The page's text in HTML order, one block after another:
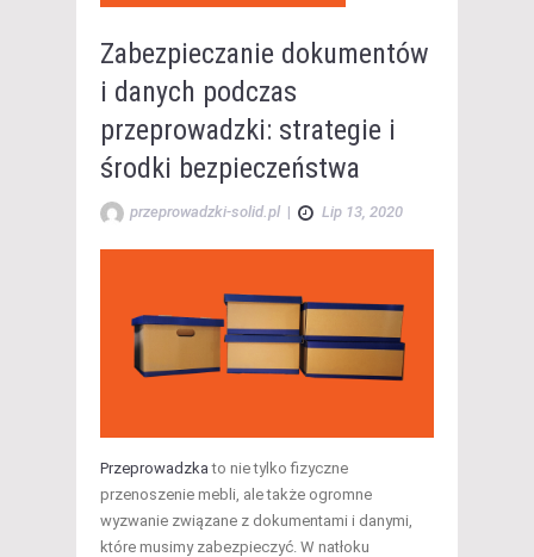
Zabezpieczanie dokumentów
i danych podczas
przeprowadzki: strategie i
środki bezpieczeństwa
przeprowadzki-solid.pl | Lip 13, 2020
Przeprowadzka to nie tylko fizyczne
przenoszenie mebli, ale także ogromne
wyzwanie związane z dokumentami i danymi,
które musimy zabezpieczyć. W natłoku